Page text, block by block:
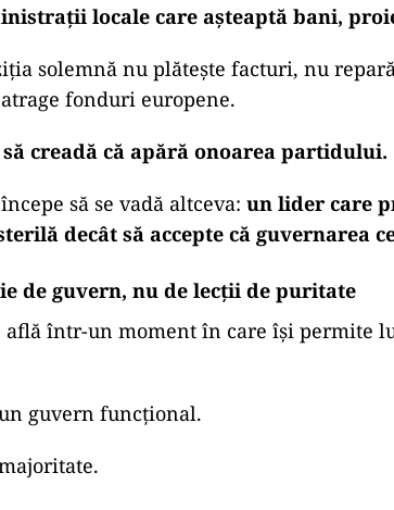
locale care așteaptă bani,
solemnă nu plătește facturi, nu
fonduri europene.
creadă că apără onoarea partidului.
să se vadă altceva: un lider care
decât să accepte că guvernarea
de guvern, nu de lecții de puritate
află într-un moment în care își permite
guvern funcțional.